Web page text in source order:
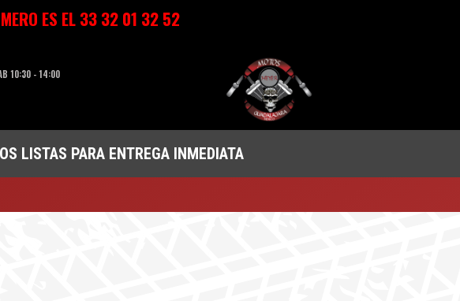
ES EL 33 32 01 32 52
10:30 - 14:00
LISTAS PARA ENTREGA INMEDIATA